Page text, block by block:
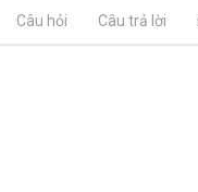
Câu hỏi Câu trả lời